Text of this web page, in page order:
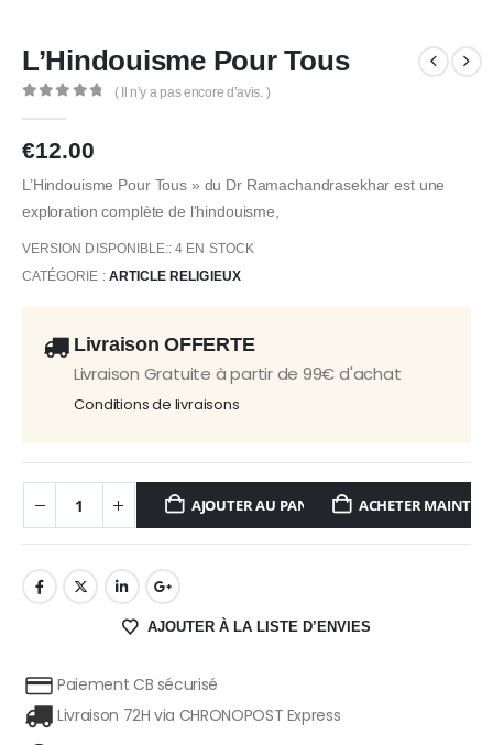
L’Hindouisme Pour Tous
( Il n’y a pas encore d’avis. )
€12.00
L’Hindouisme Pour Tous » du Dr Ramachandrasekhar est une
exploration complète de l’hindouisme,
VERSION DISPONIBLE::4 EN STOCK
CATÉGORIE : ARTICLE RELIGIEUX
Livraison OFFERTE
Livraison Gratuite à partir de 99€ d'achat
Conditions de livraisons
AJOUTER AU PANIER ACHETER
AJOUTER À LA LISTE D’ENVIES
Paiement CB sécurisé
Livraison 72H via CHRONOPOST Express